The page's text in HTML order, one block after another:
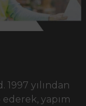
1997 yılından
yapım